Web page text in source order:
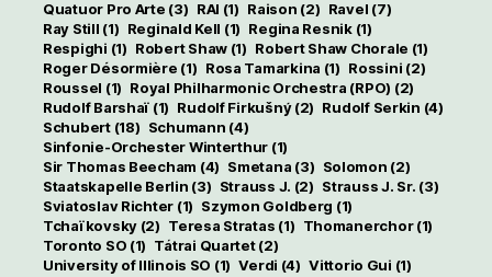
Quatuor Pro Arte (3) RAI (1) Raison (2) Ravel (7)
Ray Still (1) Reginald Kell (1) Regina Resnik(1)
Respighi (1) Robert Shaw(1) Robert Shaw Chorale (1)
Roger Désormière (1) Rosa Tamarkina (1) Rossini (2)
Roussel (1) Royal Philharmonic Orchestra (RPO) (2)
Rudolf Barshaï (1) Rudolf Firkušný(2) Rudolf Serkin (4)
Schubert(18) Schumann (4)
Sinfonie-Orchester Winterthur (1)
Sir Thomas Beecham (4) Smetana (3) Solomon (2)
Staatskapelle Berlin (3) Strauss J. (2) Strauss J. Sr. (3)
Sviatoslav Richter (1) Szymon Goldberg (1)
Tchaïkovsky(2) Teresa Stratas (1) Thomanerchor(1)
Toronto SO (1) Tátrai Quartet(2)
University of Illinois SO (1) Verdi (4) Vittorio Gui (1)